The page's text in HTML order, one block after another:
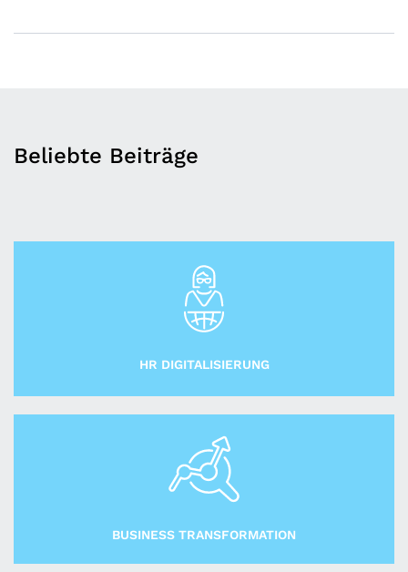
Beliebte Beiträge
HR DIGITALISIERUNG
BUSINESS TRANSFORMATION